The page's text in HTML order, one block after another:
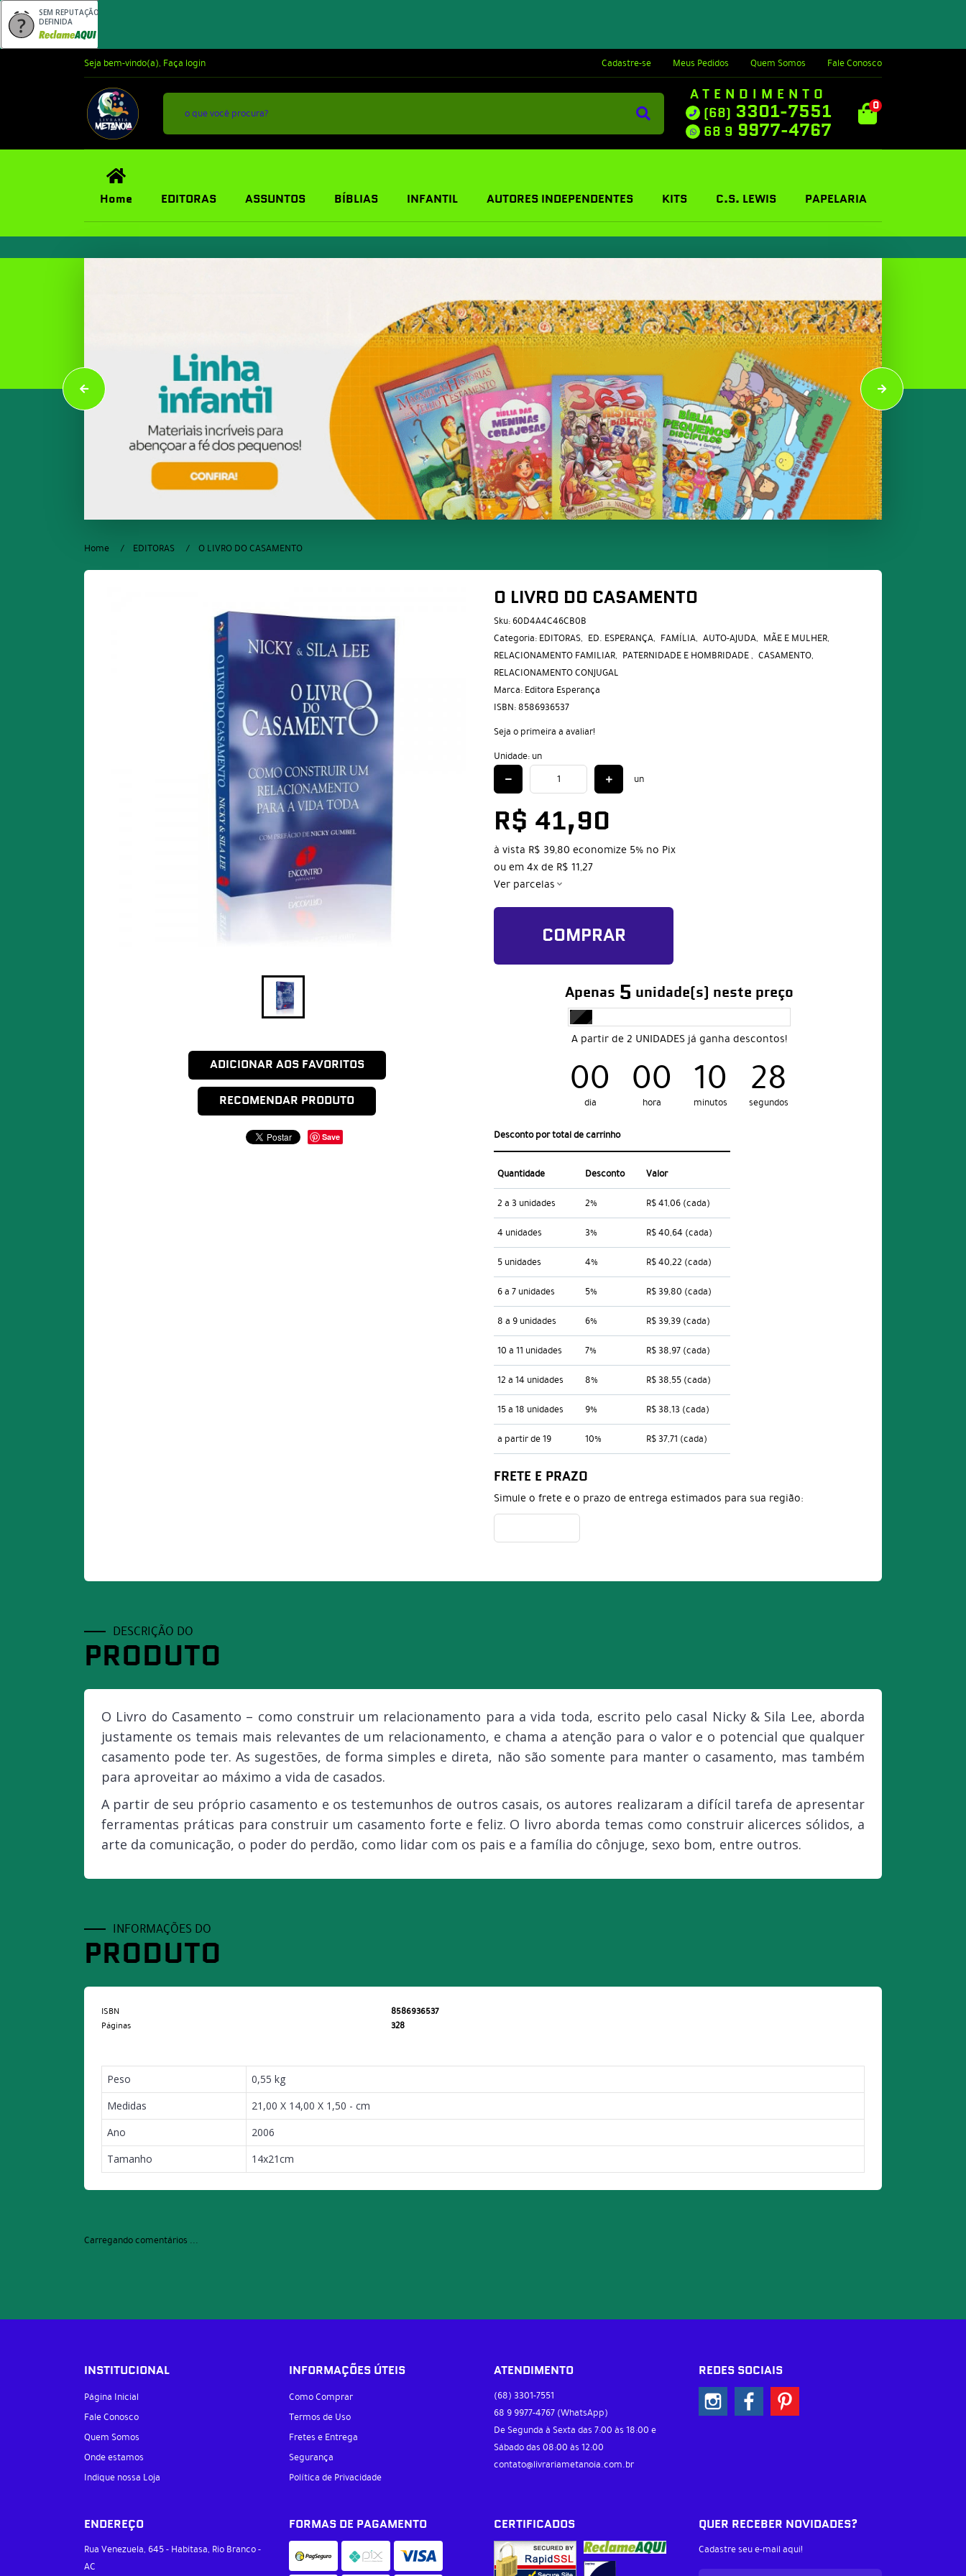
SEM REPUTAÇÃO
DEFINIDA
Seja bem-vindo(a), Faça login Cadastre-se Meus Pedidos Quem Somos Fale Conosco
ATENDIMENTO
(68) 3301-7551
68 9 9977-4767
0
Home EDITORAS ASSUNTOS BÍBLIAS INFANTIL AUTORES INDEPENDENTES KITS C.S. LEWIS PAPELARIA
Home EDITORAS O LIVRO DO CASAMENTO
ADICIONAR AOS FAVORITOS
RECOMENDAR PRODUTO
Save
O LIVRO DO CASAMENTO
Sku: 60D4A4C46CB0B
Categoria: EDITORAS ED. ESPERANÇA FAMÍLIA AUTO-AJUDA MÃE E MULHER
RELACIONAMENTO FAMILIAR PATERNIDADE E HOMBRIDADE
CASAMENTO
RELACIONAMENTO CONJUGAL
Marca: Editora Esperança
ISBN: 8586936537
Seja o primeira a avaliar!
Unidade: un
un
R$ 41,90
à vista R$ 39,80 economize 5% no Pix
ou em4xde R$ 11,27
Ver parcelas
COMPRAR
Apenas 5 unidade(s) neste preço
A partir de 2 UNIDADES já ganha descontos!
00
dia 00
hora 10
minutos 27
segundos
Desconto por total de carrinho
Quantidade Desconto Valor
2 a 3 unidades 2% R$ 41,06 (cada)
4 unidades 3% R$ 40,64 (cada)
5 unidades 4% R$ 40,22 (cada)
6 a 7 unidades 5% R$ 39,80 (cada)
8 a 9 unidades 6% R$ 39,39 (cada)
10 a 11 unidades 7% R$ 38,97 (cada)
12 a 14 unidades 8% R$ 38,55 (cada)
15 a 18 unidades 9% R$ 38,13 (cada)
a partir de 19 10% R$ 37,71 (cada)
FRETE E PRAZO
Simule o frete e o prazo de entrega estimados para sua região:
DESCRIÇÃO DO
PRODUTO
O Livro do Casamento – como construir um relacionamento para a vida toda, escrito pelo casal Nicky & Sila Lee, aborda
justamente os temais mais relevantes de um relacionamento, e chama a atenção para o valor e o potencial que qualquer
casamento pode ter. As sugestões, de forma simples e direta, não são somente para manter o casamento, mas também
para aproveitar ao máximo a vida de casados.
A partir de seu próprio casamento e os testemunhos de outros casais, os autores realizaram a difícil tarefa de apresentar
ferramentas práticas para construir um casamento forte e feliz. O livro aborda temas como construir alicerces sólidos, a
arte da comunicação, o poder do perdão, como lidar com os pais e a família do cônjuge, sexo bom, entre outros.
INFORMAÇÕES DO
PRODUTO
ISBN
8586936537
Páginas
328
Peso
0,55 kg
Medidas
21,00 X 14,00 X 1,50 - cm
Ano
2006
Tamanho
14x21cm
Carregando comentários ...
INSTITUCIONAL
Página Inicial
Fale Conosco
Quem Somos
Onde estamos
Indique nossa Loja
INFORMAÇÕES ÚTEIS
Como Comprar
Termos de Uso
Fretes e Entrega
Segurança
Política de Privacidade
ATENDIMENTO
(68) 3301-7551
68 9 9977-4767 (WhatsApp)
De Segunda à Sexta das 7:00 às 18:00 e
Sábado das 08:00 às 12:00
contato@livrariametanoia.com.br
REDES SOCIAIS
ENDEREÇO
Rua Venezuela, 645- Habitasa, Rio Branco-
AC
FORMAS DE PAGAMENTO CERTIFICADOS QUER RECEBER NOVIDADES?
Cadastre seu e-mail aqui!